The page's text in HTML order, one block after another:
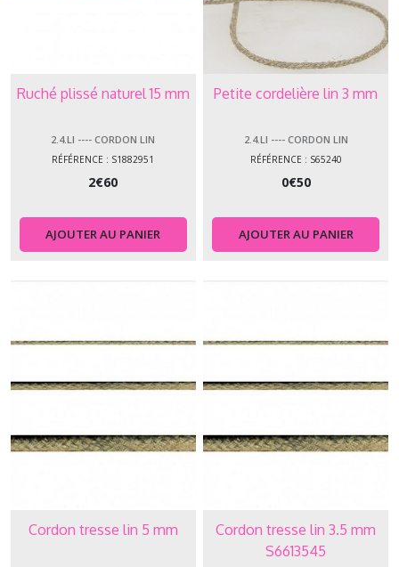
Ruché plissé naturel 15 mm
2.4.LI ---- CORDON LIN
RÉFÉRENCE : S1882951
2€60
AJOUTER AU PANIER
Petite cordelière lin 3 mm
2.4.LI ---- CORDON LIN
RÉFÉRENCE : S65240
0€50
AJOUTER AU PANIER
Cordon tresse lin 5 mm
Cordon tresse lin 3.5 mm
S6613545